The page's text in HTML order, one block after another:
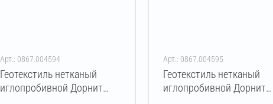
Арт.: 0867.004594
Геотекстиль нетканый
иглопробивной Дорнит
Арт.: 0867.004595
Геотекстиль нетканый
иглопробивной Дорнит